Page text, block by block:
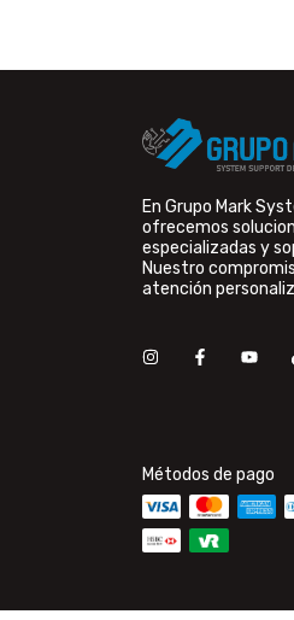
En Grupo Mark
ofrecemos
especializadas y
Nuestro
atención
Métodos de pago